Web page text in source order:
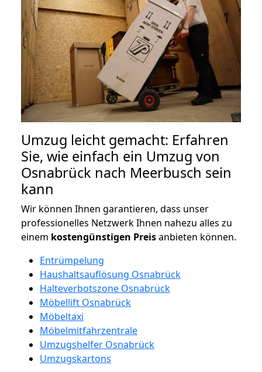
Umzug leicht gemacht: Erfahren
Sie, wie einfach ein Umzug von
Osnabrück nach Meerbusch sein
kann
Wir können Ihnen garantieren, dass unser
professionelles Netzwerk Ihnen nahezu alles zu
einem kostengünstigen Preisanbieten können.
Entrümpelung
Haushaltsauflösung Osnabrück
Halteverbotszone Osnabrück
Möbellift Osnabrück
Möbeltaxi
Möbelmitfahrzentrale
Umzugshelfer Osnabrück
Umzugskartons